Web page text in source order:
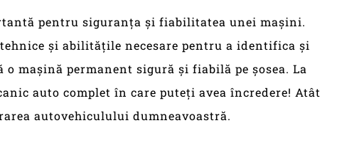
pentru siguranța și fiabilitatea unei mașini.
și abilitățile necesare pentru a identifica și
mașină permanent sigură și fiabilă pe șosea. La
auto complet în care puteți avea încredere! Atât
autovehiculului dumneavoastră.